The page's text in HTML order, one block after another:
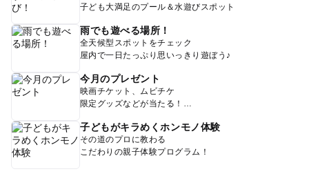
子ども大満足のプール＆水遊びスポット
雨でも遊べる場所！
全天候型スポットをチェック
屋内で一日たっぷり思いっきり遊ぼう♪
今月のプレゼント
映画チケット、ムビチケ
限定グッズなどが当たる！
子どもがキラめくホンモノ体験
その道のプロに教わる
こだわりの親子体験プログラム！